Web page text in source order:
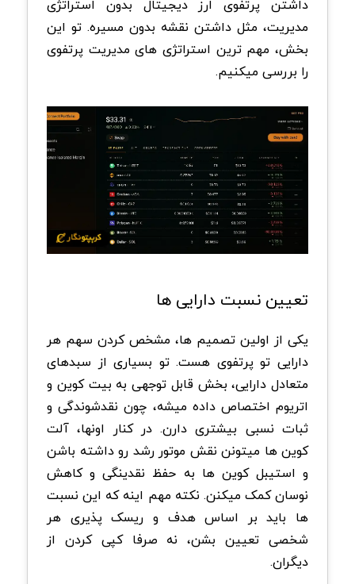
داشتن پرتفوی ارز دیجیتال بدون استراتژی
مدیریت، مثل داشتن نقشه بدون مسیره. تو این
بخش، مهم ترین استراتژی های مدیریت پرتفوی
را بررسی میکنیم.
تعیین نسبت دارایی ها
یکی از اولین تصمیم ها، مشخص کردن سهم هر
دارایی تو پرتفوی هست. تو بسیاری از سبدهای
متعادل دارایی، بخش قابل توجهی به بیت کوین و
اتریوم اختصاص داده میشه، چون نقدشوندگی و
ثبات نسبی بیشتری دارن. در کنار اونها، آلت
کوین ها میتونن نقش موتور رشد رو داشته باشن
و استیبل کوین ها به حفظ نقدینگی و کاهش
نوسان کمک میکنن. نکته مهم اینه که این نسبت
ها باید بر اساس هدف و ریسک پذیری هر
شخصی تعیین بشن، نه صرفا کپی کردن از
دیگران.